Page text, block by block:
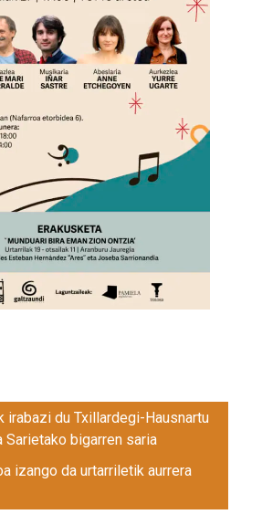
irabazi du Txillardegi-Hausnartu
bigarren saria
izango da urtarriletik aurrera